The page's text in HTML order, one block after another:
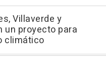
Villaverde y
un proyecto para
climático